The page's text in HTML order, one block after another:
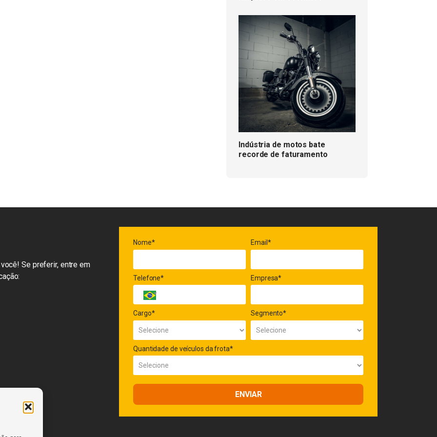
Indústria de motos bate
recorde de faturamento
Se preferir, entre em
Nome* Email*
Telefone* Empresa*
Cargo* Segmento*
Quantidade de veículos da frota*
ENVIAR